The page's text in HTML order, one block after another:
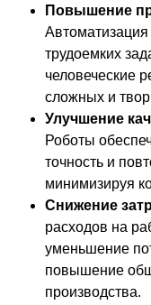
Повышение
трудоемких
человеческие
сложных и
Улучшение
Роботы
точность и
минимизируя
Снижение
расходов на
уменьшение
повышение
производства.